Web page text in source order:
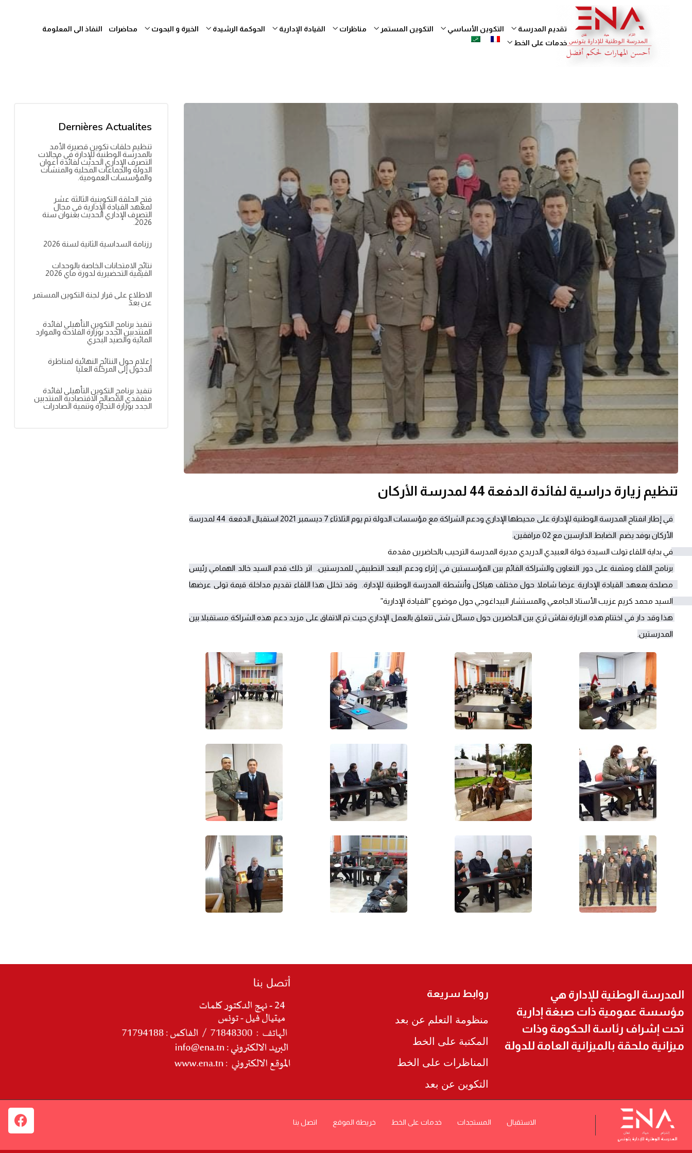
تقديم المدرسة التكوين الأساسي التكوين المستمر مناظرات القيادة الإدارية الحوكمة الرشيدة الخبرة و البحوث محاضرات
النفاذ الى المعلومة
خدمات على الخط
تنظيم زيارة دراسية لفائدة الدفعة 44 لمدرسة الأركان
المدرستين.
Dernières Actualites
تنظيم حلقات تكوين قصيرة الأمد
بالمدرسة الوطنية للإدارة في مجالات
التصرف الإداري الحديث لفائدة أعوان
الدولة والجماعات المحلية والمنشآت
والمؤسسات العمومية.
فتح الحلقة التكوينية الثالثة عشر
لمعهد القيادة الإدارية في مجال
التصرف الإداري الحديث بعنوان سنة
2026.
رزنامة السداسية الثانية لسنة 2026
نتائج الامتحانات الخاصة بالوحدات
القيمية التحضيرية لدورة ماي 2026
الاطلاع على قرار لجنة التكوين المستمر
عن بعد
تنفيذ برنامج التكوين التأهيلي لفائدة
المنتدبين الجدد بوزارة الفلاحة والموارد
المائية والصيد البحري
إعلام حول النتائج النهائية لمناظرة
الدخول إلى المرحلة العليا
تنفيذ برنامج التكوين التأهيلي لفائدة
متفقدي المصالح الاقتصادية المنتدبين
الجدد بوزارة التجارة وتنمية الصادرات
المدرسة الوطنية للإدارة هي
مؤسسة عمومية ذات صبغة إدارية
تحت إشراف رئاسة الحكومة وذات
ميزانية ملحقة بالميزانية العامة للدولة
روابط سريعة
منظومة التعلم عن بعد
المكتبة على الخط
المناظرات على الخط
التكوين عن بعد
الاستقبال المستجدات خدمات على الخط خريطة الموقع اتصل بنا